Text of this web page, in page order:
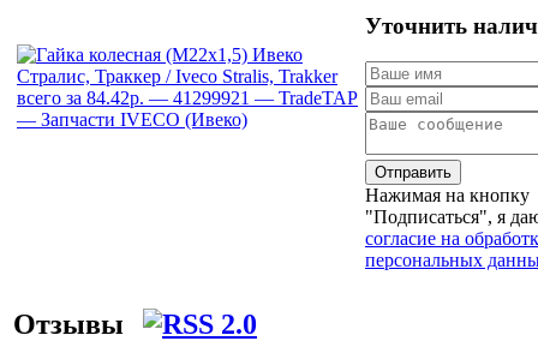
Уточнить
Отправить
Нажимая на кнопку
"Подписаться", я
согласие на
персональных
Отзывы